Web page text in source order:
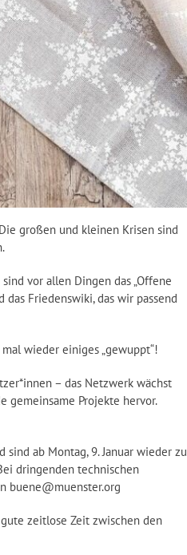
großen und kleinen Krisen sind
vor allen Dingen das „Offene
Friedenswiki, das wir passend
wieder einiges „gewuppt“!
– das Netzwerk wächst
gemeinsame Projekte hervor.
ab Montag, 9. Januar wieder zu
dringenden technischen
buene@muenster.org
zeitlose Zeit zwischen den